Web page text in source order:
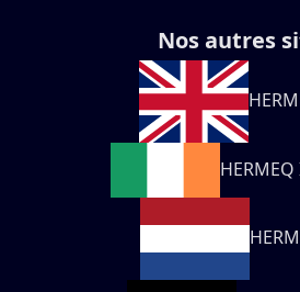
Nos autres
HERMEQ